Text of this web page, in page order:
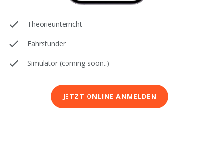
Theorieunterricht
Fahrstunden
Simulator (coming soon..)
JETZT ONLINE ANMELDEN